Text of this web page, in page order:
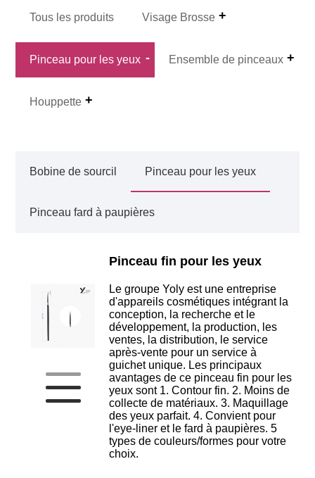
Tous les produits Visage Brosse
Pinceau pour les yeux Ensemble de pinceaux
Houppette
Bobine de sourcil Pinceau pour les yeux
Pinceau fard à paupières
Pinceau fin pour les yeux
Le groupe Yoly est une entreprise
d'appareils cosmétiques intégrant la
conception, la recherche et le
développement, la production, les
ventes, la distribution, le service
après-vente pour un service à
guichet unique. Les principaux
avantages de ce pinceau fin pour les
yeux sont 1. Contour fin. 2. Moins de
collecte de matériaux. 3. Maquillage
des yeux parfait. 4. Convient pour
l'eye-liner et le fard à paupières. 5
types de couleurs/formes pour votre
choix.